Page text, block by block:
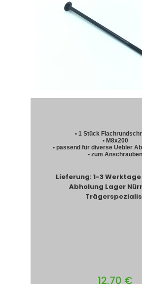
• 1 Stück
• M8x200
• passend für diverse Uebler
• zum Anschrauben
Lieferung: 1-3 Werktage
Abholung Lager
12,70 €